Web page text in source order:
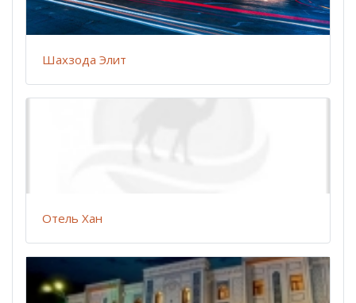
Шахзода Элит
Отель Хан